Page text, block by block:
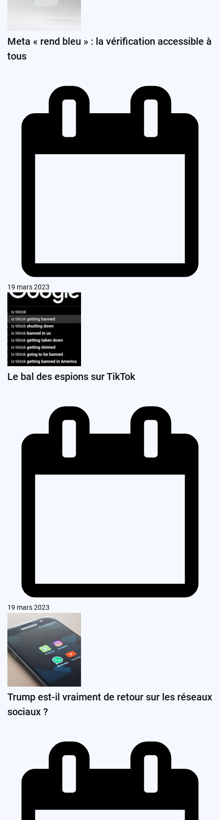
Meta « rend bleu » : la vérification accessible à
tous
19 mars 2023
Le bal des espions sur TikTok
19 mars 2023
Trump est-il vraiment de retour sur les réseaux
sociaux ?